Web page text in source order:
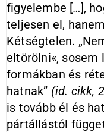
figyelembe […],
teljesen el,
Kétségtelen.
eltörölni«, sosem
formákban és
hatnak” (id. cikk,
is tovább él és
párt­állástól